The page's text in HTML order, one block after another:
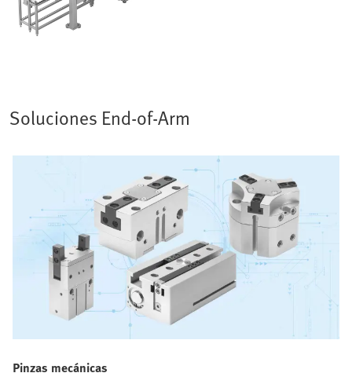
Soluciones End-of-Arm
Pinzas mecánicas​